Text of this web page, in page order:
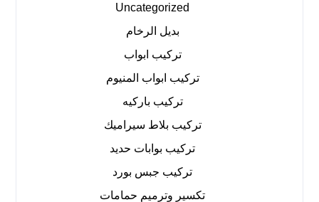
Uncategorized
بديل الرخام
تركيب ابواب
تركيب ابواب المنيوم
تركيب باركيه
تركيب بلاط سيراميك
تركيب بوابات حديد
تركيب جبس بورد
تكسير وترميم حمامات